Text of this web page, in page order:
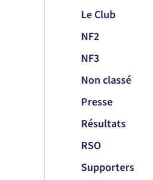
Le Club
NF2
NF3
Non classé
Presse
Résultats
RSO
Supporters